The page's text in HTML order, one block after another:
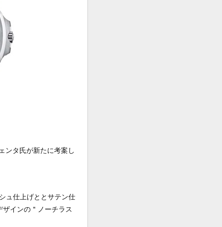
ンタ氏が新たに考案し
ュ仕上げととサテン仕
インの＂ノーチラス